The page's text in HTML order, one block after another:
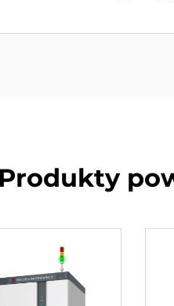
Produkty